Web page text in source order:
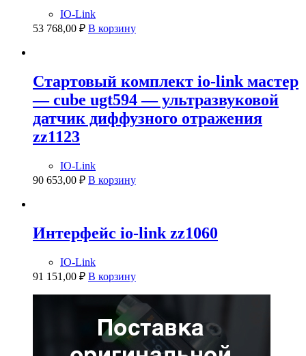
IO-Link
53 768,00 ₽ В корзину
Стартовый комплект io-link мастер
— cube ugt594 — ультразвуковой
датчик диффузного отражения
zz1123
IO-Link
90 653,00 ₽ В корзину
Интерфейс io-link zz1060
IO-Link
91 151,00 ₽ В корзину